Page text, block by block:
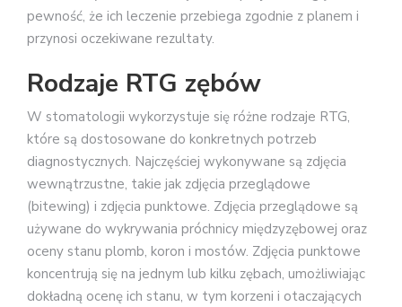
pewność, że ich leczenie przebiega zgodnie z planem i
przynosi oczekiwane rezultaty.
Rodzaje RTG zębów
W stomatologii wykorzystuje się różne rodzaje RTG,
które są dostosowane do konkretnych potrzeb
diagnostycznych. Najczęściej wykonywane są zdjęcia
wewnątrzustne, takie jak zdjęcia przeglądowe
(bitewing) i zdjęcia punktowe. Zdjęcia przeglądowe są
używane do wykrywania próchnicy międzyzębowej oraz
oceny stanu plomb, koron i mostów. Zdjęcia punktowe
koncentrują się na jednym lub kilku zębach, umożliwiając
dokładną ocenę ich stanu, w tym korzeni i otaczających